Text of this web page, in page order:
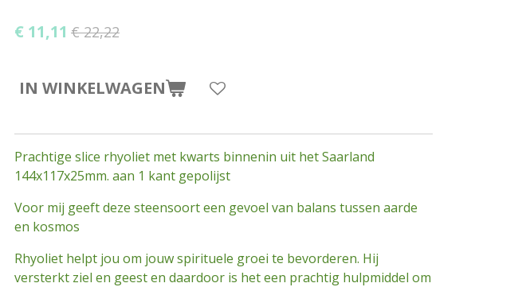
€ 11,11 € 22,22
IN WINKELWAGEN
Prachtige slice rhyoliet met kwarts binnenin uit het Saarland
144x117x25mm. aan 1 kant gepolijst
Voor mij geeft deze steensoort een gevoel van balans tussen aarde
en kosmos
Rhyoliet helpt jou om jouw spirituele groei te bevorderen. Hij
versterkt ziel en geest en daardoor is het een prachtig hulpmiddel om